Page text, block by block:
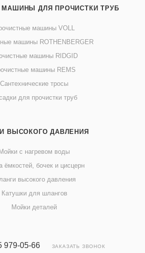
ДЛЯ ПРОЧИСТКИ ТРУБ
машины VOLL
машины ROTHENBERGER
машины RIDGID
машины REMS
Сантехнические тросы
для прочистки труб
ВЫСОКОГО ДАВЛЕНИЯ
Мойки с нагревом воды
ёмкостей, бочек и цисцерн
высокого давления
Катушки для шлангов
Мойки деталей
979-05-66 ЗАКАЗАТЬ ЗВОНОК